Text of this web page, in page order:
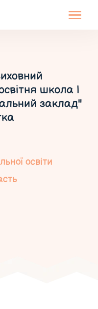
школа І
заклад"
освіти